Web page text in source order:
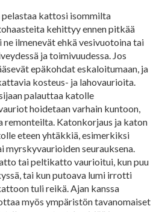
pelastaa kattosi isommilta
kehittyy ennen pitkää
ilmenevät ehkä vesivuotoina tai
ja toimivuudessa. Jos
epäkohdat eskaloitumaan, ja
kosteus- ja lahovaurioita.
palauttaa katolle
hoidetaan varhain kuntoon,
remonteilta. Katonkorjaus ja katon
eteen yhtäkkiä, esimerkiksi
seurauksena.
tai peltikatto vaurioitui, kun puu
tai kun putoava lumi irrotti
tuli reikä. Ajan kanssa
myös ympäristön tavanomaiset